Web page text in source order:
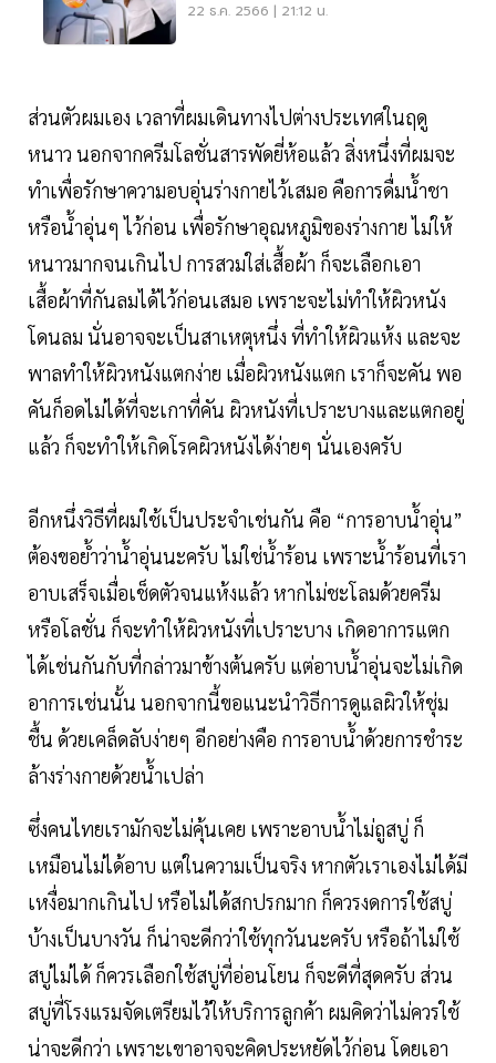
22 ธ.ค. 2566 | 21:12 น.
ส่วนตัวผมเอง เวลาที่ผมเดินทางไปต่างประเทศในฤดู
หนาว นอกจากครีมโลชั่นสารพัดยี่ห้อแล้ว สิ่งหนึ่งที่ผมจะ
ทำเพื่อรักษาความอบอุ่นร่างกายไว้เสมอ คือการดื่มน้ำชา
หรือน้ำอุ่นๆ ไว้ก่อน เพื่อรักษาอุณหภูมิของร่างกาย ไม่ให้
หนาวมากจนเกินไป การสวมใส่เสื้อผ้า ก็จะเลือกเอา
เสื้อผ้าที่กันลมได้ไว้ก่อนเสมอ เพราะจะไม่ทำให้ผิวหนัง
โดนลม นั่นอาจจะเป็นสาเหตุหนึ่ง ที่ทำให้ผิวแห้ง และจะ
พาลทำให้ผิวหนังแตกง่าย เมื่อผิวหนังแตก เราก็จะคัน พอ
คันก็อดไม่ได้ที่จะเกาที่คัน ผิวหนังที่เปราะบางและแตกอยู่
แล้ว ก็จะทำให้เกิดโรคผิวหนังได้ง่ายๆ นั่นเองครับ
อีกหนึ่งวิธีที่ผมใช้เป็นประจำเช่นกัน คือ “การอาบน้ำอุ่น”
ต้องขอย้ำว่าน้ำอุ่นนะครับ ไม่ใช่น้ำร้อน เพราะน้ำร้อนที่เรา
อาบเสร็จเมื่อเช็ดตัวจนแห้งแล้ว หากไม่ชะโลมด้วยครีม
หรือโลชั่น ก็จะทำให้ผิวหนังที่เปราะบาง เกิดอาการแตก
ได้เช่นกันกับที่กล่าวมาข้างต้นครับ แต่อาบน้ำอุ่นจะไม่เกิด
อาการเช่นนั้น นอกจากนี้ขอแนะนำวิธีการดูแลผิวให้ชุ่ม
ชื้น ด้วยเคล็ดลับง่ายๆ อีกอย่างคือ การอาบน้ำด้วยการชำระ
ล้างร่างกายด้วยน้ำเปล่า
ซึ่งคนไทยเรามักจะไม่คุ้นเคย เพราะอาบน้ำไม่ถูสบู่ ก็
เหมือนไม่ได้อาบ แต่ในความเป็นจริง หากตัวเราเองไม่ได้มี
เหงื่อมากเกินไป หรือไม่ได้สกปรกมาก ก็ควรงดการใช้สบู่
บ้างเป็นบางวัน ก็น่าจะดีกว่าใช้ทุกวันนะครับ หรือถ้าไม่ใช้
สบู่ไม่ได้ ก็ควรเลือกใช้สบู่ที่อ่อนโยน ก็จะดีที่สุดครับ ส่วน
สบู่ที่โรงแรมจัดเตรียมไว้ให้บริการลูกค้า ผมคิดว่าไม่ควรใช้
น่าจะดีกว่า เพราะเขาอาจจะคิดประหยัดไว้ก่อน โดยเอา